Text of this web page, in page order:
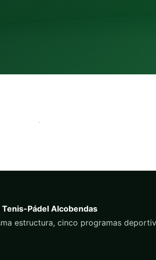
Tenis-Pádel Alcobendas
estructura, cinco programas